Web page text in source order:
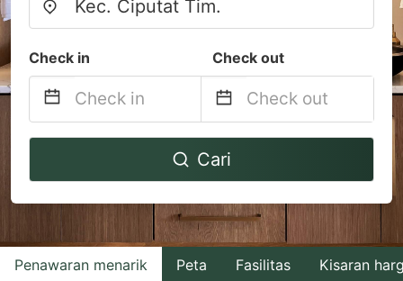
Check in Check out
Navigate
to
interact
with
the
Navigate
to
interact
with
the
Cari
Penawaran menarik Peta Fasilitas Kisaran